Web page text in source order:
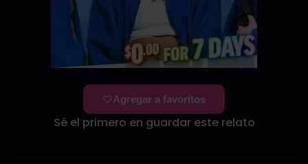
Agregar a favoritos
Sé el primero en guardar este relato